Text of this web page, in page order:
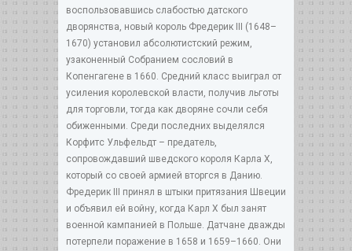
воспользовавшись слабостью датского
дворянства, новый король Фредерик III (1648–
1670) установил абсолютистский режим,
узаконенный Собранием сословий в
Копенгагене в 1660. Средний класс выиграл от
усиления королевской власти, получив льготы
для торговли, тогда как дворяне сочли себя
обиженными. Среди последних выделялся
Корфитс Ульфельдт – предатель,
сопровождавший шведского короля Карла Х,
который со своей армией вторгся в Данию.
Фредерик III принял в штыки притязания Швеции
и объявил ей войну, когда Карл Х был занят
военной кампанией в Польше. Датчане дважды
потерпели поражение в 1658 и 1659–1660. Они